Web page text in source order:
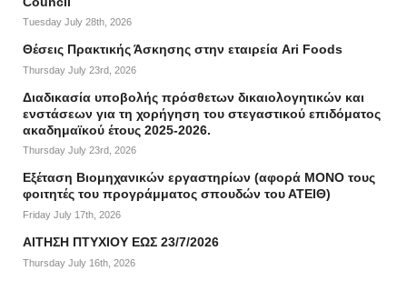
Tuesday July 28th, 2026
Θέσεις Πρακτικής Άσκησης στην εταιρεία Ari Foods
Thursday July 23rd, 2026
Διαδικασία υποβολής πρόσθετων δικαιολογητικών και
ενστάσεων για τη χορήγηση του στεγαστικού επιδόματος
ακαδημαϊκού έτους 2025-2026.
Thursday July 23rd, 2026
Εξέταση Βιομηχανικών εργαστηρίων (αφορά ΜΟΝΟ τους
φοιτητές του προγράμματος σπουδών του ΑΤΕΙΘ)
Friday July 17th, 2026
ΑΙΤΗΣΗ ΠΤΥΧΙΟΥ ΕΩΣ 23/7/2026
Thursday July 16th, 2026